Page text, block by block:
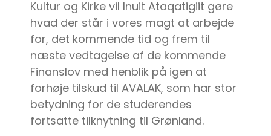
Kultur og Kirke vil Inuit Ataqatigiit gøre
hvad der står i vores magt at arbejde
for, det kommende tid og frem til
næste vedtagelse af de kommende
Finanslov med henblik på igen at
forhøje tilskud til AVALAK, som har stor
betydning for de studerendes
fortsatte tilknytning til Grønland.